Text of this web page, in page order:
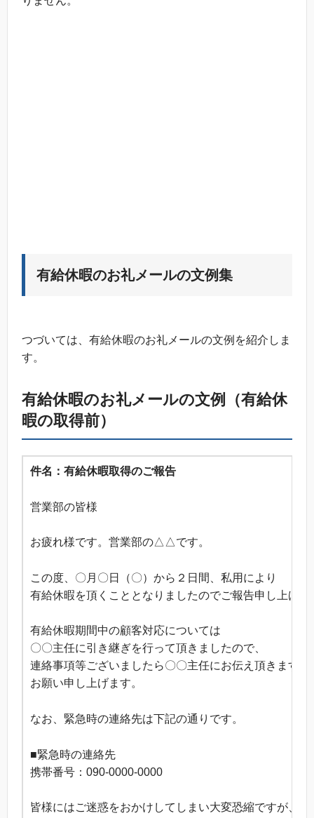
有給休暇のお礼メールの文例集
つづいては、有給休暇のお礼メールの文例を紹介しま
す。
有給休暇のお礼メールの文例（有給休
暇の取得前）
件名：有給休暇取得のご報告
営業部の皆様
お疲れ様です。営業部の△△です。
この度、〇月〇日（〇）から２日間、私用により
有給休暇を頂くこととなりましたのでご報告申し上げま
有給休暇期間中の顧客対応については
〇〇主任に引き継ぎを行って頂きましたので、
連絡事項等ございましたら〇〇主任にお伝え頂きますよ
お願い申し上げます。
なお、緊急時の連絡先は下記の通りです。
■緊急時の連絡先
携帯番号：090-0000-0000
皆様にはご迷惑をおかけしてしまい大変恐縮ですが、